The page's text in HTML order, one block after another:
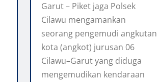
Garut – Piket jaga Polsek
Cilawu mengamankan
seorang pengemudi angkutan
kota (angkot) jurusan 06
Cilawu–Garut yang diduga
mengemudikan kendaraan